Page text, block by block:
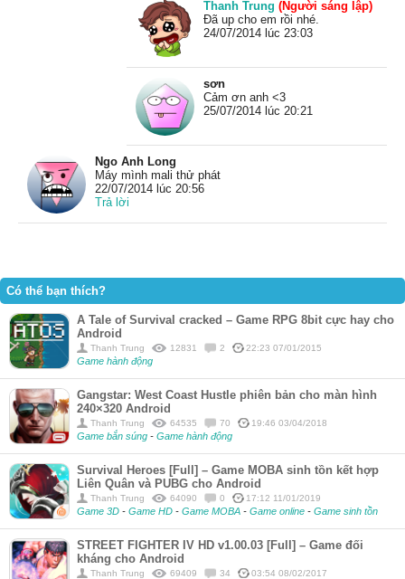
Thanh Trung (Người sáng lập)
Đã up cho em rồi nhé.
24/07/2014 lúc 23:03
sơn
Cảm ơn anh <3
25/07/2014 lúc 20:21
Ngo Anh Long
Máy mình mali thử phát
22/07/2014 lúc 20:56
Trả lời
Có thể bạn thích?
A Tale of Survival cracked – Game RPG 8bit cực hay cho
Android
Thanh Trung 12831 2 22:23 07/01/2015
Game hành động
Gangstar: West Coast Hustle phiên bản cho màn hình
240×320 Android
Thanh Trung 64535 70 19:46 03/04/2018
Game bắn súng - Game hành động
Survival Heroes [Full] – Game MOBA sinh tồn kết hợp
Liên Quân và PUBG cho Android
Thanh Trung 64090 0 17:12 11/01/2019
Game 3D - Game HD - Game MOBA - Game online - Game sinh tồn
STREET FIGHTER IV HD v1.00.03 [Full] – Game đối
kháng cho Android
Thanh Trung 69409 34 03:54 08/02/2017